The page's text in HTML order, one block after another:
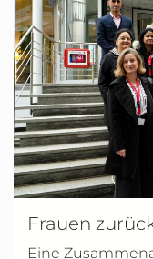
Frauen
Eine